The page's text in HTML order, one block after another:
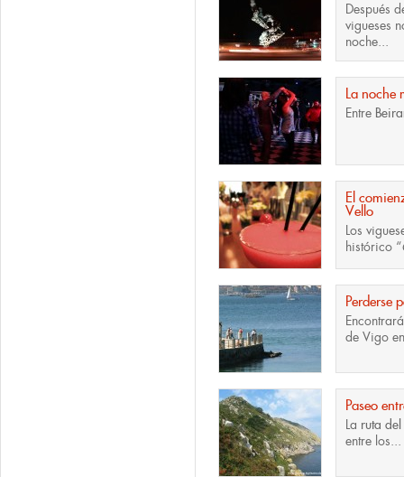
Después
vigueses
noche...
La noche
Entre
El
Vello
Los
histórico “
Perderse
de Vigo
Paseo
La ruta
entre los...